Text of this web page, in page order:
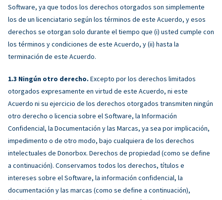
Software, ya que todos los derechos otorgados son simplemente
los de un licenciatario según los términos de este Acuerdo, y esos
derechos se otorgan solo durante el tiempo que (i) usted cumple con
los términos y condiciones de este Acuerdo, y (ii) hasta la
terminación de este Acuerdo.
Ningún otro derecho. Excepto por los derechos limitados
otorgados expresamente en virtud de este Acuerdo, ni este
Acuerdo ni su ejercicio de los derechos otorgados transmiten ningún
otro derecho o licencia sobre el Software, la Información
Confidencial, la Documentación y las Marcas, ya sea por implicación,
impedimento o de otro modo, bajo cualquiera de los derechos
intelectuales de Donorbox. Derechos de propiedad (como se define
a continuación). Conservamos todos los derechos, títulos e
intereses sobre el Software, la información confidencial, la
documentación y las marcas (como se define a continuación),